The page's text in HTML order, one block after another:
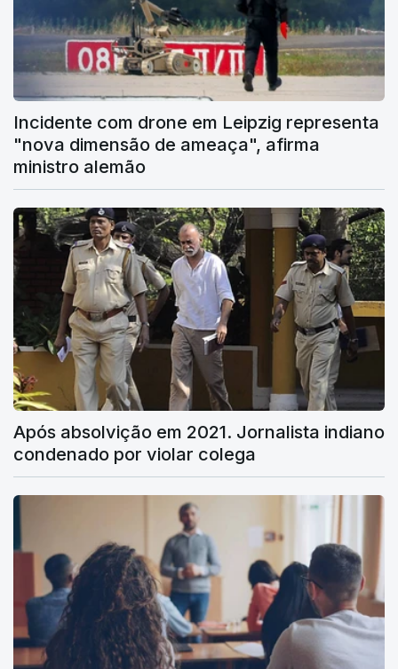
Incidente com drone em Leipzig representa
"nova dimensão de ameaça", afirma
ministro alemão
Após absolvição em 2021. Jornalista indiano
condenado por violar colega